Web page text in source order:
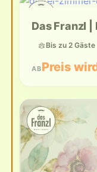
Das Franzl
Bis zu 2 Gäste
ABPreis